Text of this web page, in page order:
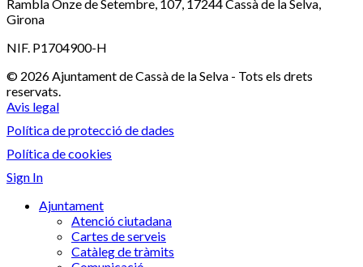
Rambla Onze de Setembre, 107, 17244 Cassà de la Selva,
Girona
NIF. P1704900-H
© 2026 Ajuntament de Cassà de la Selva - Tots els drets
reservats.
Avis legal
Política de protecció de dades
Política de cookies
Sign In
Ajuntament
Atenció ciutadana
Cartes de serveis
Catàleg de tràmits